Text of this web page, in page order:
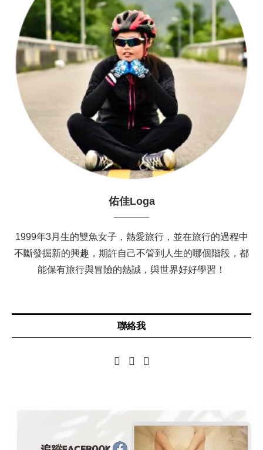
佑佳Loga
1999年3月生的雙魚女子，熱愛旅行，並在旅行的過程中
不斷發掘新的興趣，期許自己不管到人生的哪個階段，都
能保有旅行與冒險的熱誠，與世界好好學習！
聯絡我